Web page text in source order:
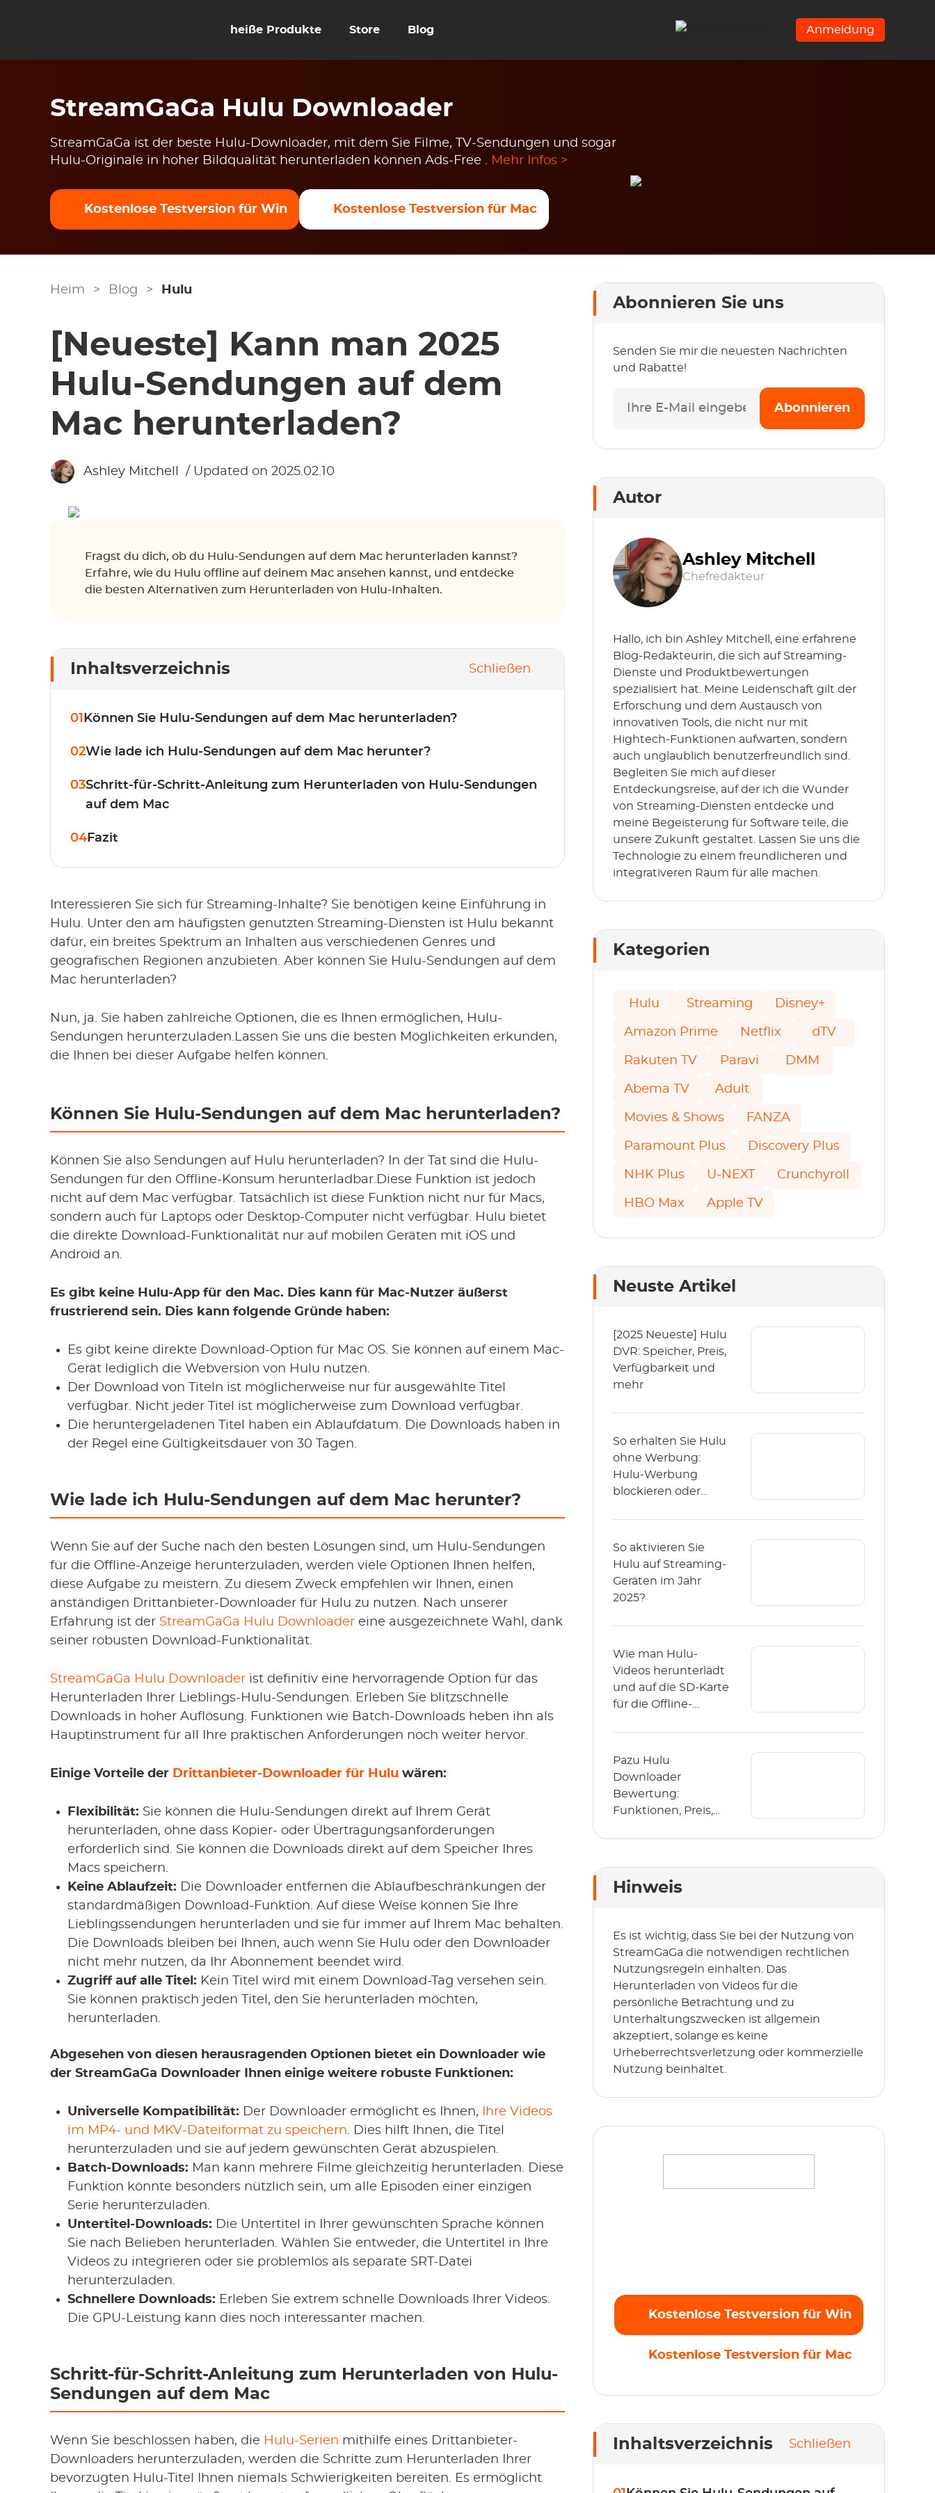
heiße Produkte Store Blog Anmeldung
StreamGaGa Hulu Downloader
StreamGaGa ist der beste Hulu-Downloader, mit dem Sie Filme, TV-Sendungen und sogar
Hulu-Originale in hoher Bildqualität herunterladen können Ads-Free . Mehr Infos >
Kostenlose Testversion für Win Kostenlose Testversion für Mac
Heim > Blog > Hulu
[Neueste] Kann man 2025
Hulu-Sendungen auf dem
Mac herunterladen?
Ashley Mitchell / Updated on 2025.02.10
Fragst du dich, ob du Hulu-Sendungen auf dem Mac herunterladen kannst?
Erfahre, wie du Hulu offline auf deinem Mac ansehen kannst, und entdecke
die besten Alternativen zum Herunterladen von Hulu-Inhalten.
Inhaltsverzeichnis Schließen
01 Können Sie Hulu-Sendungen auf dem Mac herunterladen?
02Wie lade ich Hulu-Sendungen auf dem Mac herunter?
03Schritt-für-Schritt-Anleitung zum Herunterladen von Hulu-Sendungen
auf dem Mac
04 Fazit
Interessieren Sie sich für Streaming-Inhalte? Sie benötigen keine Einführung in
Hulu. Unter den am häufigsten genutzten Streaming-Diensten ist Hulu bekannt
dafür, ein breites Spektrum an Inhalten aus verschiedenen Genres und
geografischen Regionen anzubieten. Aber können Sie Hulu-Sendungen auf dem
Mac herunterladen?
Nun, ja. Sie haben zahlreiche Optionen, die es Ihnen ermöglichen, Hulu-
Sendungen herunterzuladen.Lassen Sie uns die besten Möglichkeiten erkunden,
die Ihnen bei dieser Aufgabe helfen können.
Können Sie Hulu-Sendungen auf dem Mac herunterladen?
Können Sie also Sendungen auf Hulu herunterladen? In der Tat sind die Hulu-
Sendungen für den Offline-Konsum herunterladbar.Diese Funktion ist jedoch
nicht auf dem Mac verfügbar. Tatsächlich ist diese Funktion nicht nur für Macs,
sondern auch für Laptops oder Desktop-Computer nicht verfügbar. Hulu bietet
die direkte Download-Funktionalität nur auf mobilen Geräten mit iOS und
Android an.
Es gibt keine Hulu-App für den Mac. Dies kann für Mac-Nutzer äußerst
frustrierend sein. Dies kann folgende Gründe haben:
Es gibt keine direkte Download-Option für Mac OS. Sie können auf einem Mac-
Gerät lediglich die Webversion von Hulu nutzen.
Der Download von Titeln ist möglicherweise nur für ausgewählte Titel
verfügbar. Nicht jeder Titel ist möglicherweise zum Download verfügbar.
Die heruntergeladenen Titel haben ein Ablaufdatum. Die Downloads haben in
der Regel eine Gültigkeitsdauer von 30 Tagen.
Wie lade ich Hulu-Sendungen auf dem Mac herunter?
Wenn Sie auf der Suche nach den besten Lösungen sind, um Hulu-Sendungen
für die Offline-Anzeige herunterzuladen, werden viele Optionen Ihnen helfen,
diese Aufgabe zu meistern. Zu diesem Zweck empfehlen wir Ihnen, einen
anständigen Drittanbieter-Downloader für Hulu zu nutzen. Nach unserer
Erfahrung ist der StreamGaGa Hulu Downloader eine ausgezeichnete Wahl, dank
seiner robusten Download-Funktionalität.
StreamGaGa Hulu Downloader ist definitiv eine hervorragende Option für das
Herunterladen Ihrer Lieblings-Hulu-Sendungen. Erleben Sie blitzschnelle
Downloads in hoher Auflösung. Funktionen wie Batch-Downloads heben ihn als
Hauptinstrument für all Ihre praktischen Anforderungen noch weiter hervor.
Einige Vorteile der Drittanbieter-Downloader für Hulu wären:
Flexibilität: Sie können die Hulu-Sendungen direkt auf Ihrem Gerät
herunterladen, ohne dass Kopier- oder Übertragungsanforderungen
erforderlich sind. Sie können die Downloads direkt auf dem Speicher Ihres
Macs speichern.
Keine Ablaufzeit: Die Downloader entfernen die Ablaufbeschränkungen der
standardmäßigen Download-Funktion. Auf diese Weise können Sie Ihre
Lieblingssendungen herunterladen und sie für immer auf Ihrem Mac behalten.
Die Downloads bleiben bei Ihnen, auch wenn Sie Hulu oder den Downloader
nicht mehr nutzen, da Ihr Abonnement beendet wird.
Zugriff auf alle Titel: Kein Titel wird mit einem Download-Tag versehen sein.
Sie können praktisch jeden Titel, den Sie herunterladen möchten,
herunterladen.
Abgesehen von diesen herausragenden Optionen bietet ein Downloader wie
der StreamGaGa Downloader Ihnen einige weitere robuste Funktionen:
Universelle Kompatibilität: Der Downloader ermöglicht es Ihnen,
Ihre Videos
im MP4- und MKV-Dateiformat zu speichern. Dies hilft Ihnen, die Titel
herunterzuladen und sie auf jedem gewünschten Gerät abzuspielen.
Batch-Downloads: Man kann mehrere Filme gleichzeitig herunterladen. Diese
Funktion könnte besonders nützlich sein, um alle Episoden einer einzigen
Serie herunterzuladen.
Untertitel-Downloads: Die Untertitel in Ihrer gewünschten Sprache können
Sie nach Belieben herunterladen. Wählen Sie entweder, die Untertitel in Ihre
Videos zu integrieren oder sie problemlos als separate SRT-Datei
herunterzuladen.
Schnellere Downloads: Erleben Sie extrem schnelle Downloads Ihrer Videos.
Die GPU-Leistung kann dies noch interessanter machen.
Schritt-für-Schritt-Anleitung zum Herunterladen von Hulu-
Sendungen auf dem Mac
Wenn Sie beschlossen haben, die Hulu-Serien mithilfe eines Drittanbieter-
Downloaders herunterzuladen, werden die Schritte zum Herunterladen Ihrer
bevorzugten Hulu-Titel Ihnen niemals Schwierigkeiten bereiten. Es ermöglicht
Abonnieren Sie uns
Senden Sie mir die neuesten Nachrichten
und Rabatte!
Abonnieren
Autor
Ashley Mitchell
Chefredakteur
Hallo, ich bin Ashley Mitchell, eine erfahrene
Blog-Redakteurin, die sich auf Streaming-
Dienste und Produktbewertungen
spezialisiert hat. Meine Leidenschaft gilt der
Erforschung und dem Austausch von
innovativen Tools, die nicht nur mit
Hightech-Funktionen aufwarten, sondern
auch unglaublich benutzerfreundlich sind.
Begleiten Sie mich auf dieser
Entdeckungsreise, auf der ich die Wunder
von Streaming-Diensten entdecke und
meine Begeisterung für Software teile, die
unsere Zukunft gestaltet. Lassen Sie uns die
Technologie zu einem freundlicheren und
integrativeren Raum für alle machen.
Kategorien
Hulu Streaming Disney+
Amazon Prime Netflix dTV
Rakuten TV Paravi DMM
Abema TV Adult
Movies & Shows FANZA
Paramount Plus Discovery Plus
NHK Plus U-NEXT Crunchyroll
HBO Max Apple TV
Neuste Artikel
[2025 Neueste] Hulu
DVR: Speicher, Preis,
Verfügbarkeit und
mehr
So erhalten Sie Hulu
ohne Werbung:
Hulu-Werbung
blockieren oder
So aktivieren Sie
Hulu auf Streaming-
Geräten im Jahr
2025?
Wie man Hulu-
Videos herunterlädt
und auf die SD-Karte
für die Offline-
Pazu Hulu
Downloader
Bewertung:
Funktionen, Preis,
Hinweis
Es ist wichtig, dass Sie bei der Nutzung von
StreamGaGa die notwendigen rechtlichen
Nutzungsregeln einhalten. Das
Herunterladen von Videos für die
persönliche Betrachtung und zu
Unterhaltungszwecken ist allgemein
akzeptiert, solange es keine
Urheberrechtsverletzung oder kommerzielle
Nutzung beinhaltet.
Kostenlose Testversion für Win
Kostenlose Testversion für Mac
Inhaltsverzeichnis Schließen